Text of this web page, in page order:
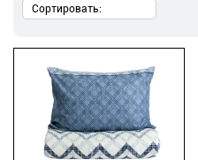
Сортировать: